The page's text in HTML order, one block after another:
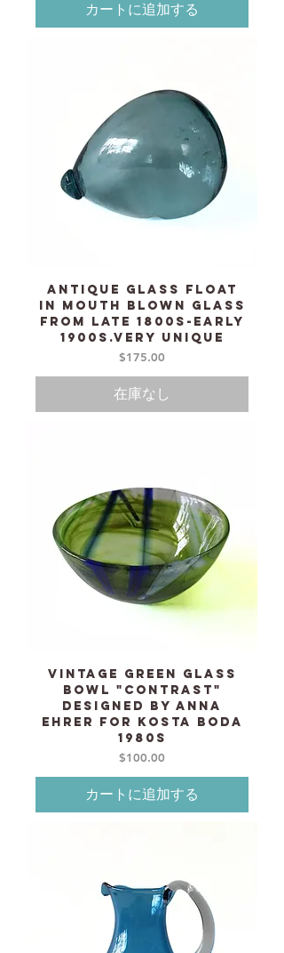
カートに追加する
Antique Glass Float
in mouth blown glass
from late 1800s-early
1900s.Very unique
価格
$175.00
在庫なし
Vintage Green Glass
Bowl "Contrast"
designed by Anna
Ehrer for KOSTA BODA
1980s
価格
$100.00
カートに追加する